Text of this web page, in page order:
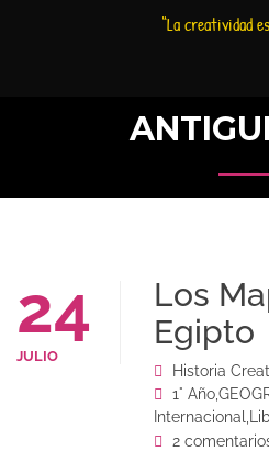
“La creatividad
24
JULIO
Los
Egipto
Historia
1° Año,
Internacional,
2